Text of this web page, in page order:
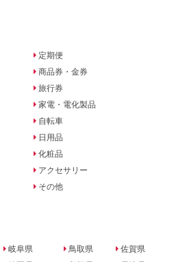
定期便
商品券・金券
旅行券
家電・電化製品
自転車
日用品
化粧品
アクセサリー
その他
岐阜県
鳥取県
佐賀県